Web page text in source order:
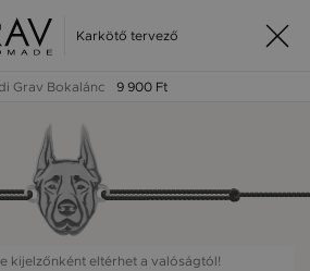
Karkötő tervező
Grav Bokalánc 9 900 Ft
kijelzőnként eltérhet a valóságtól!